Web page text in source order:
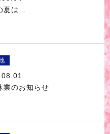
夏は…
業のお知らせ